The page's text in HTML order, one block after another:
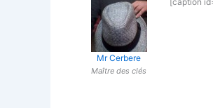
Mr Cerbere
Maître des clés